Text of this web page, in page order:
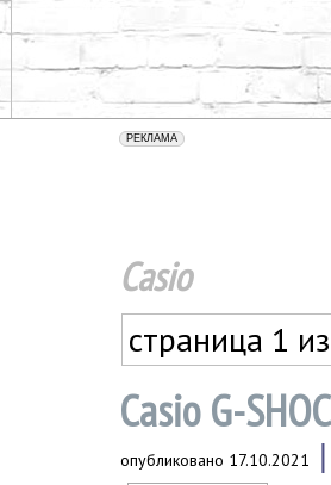
Casio
страница 1
Casio G-
опубликовано 17.10.2021